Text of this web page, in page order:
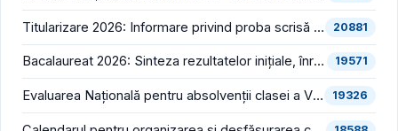
Titularizare 2026: Informare privind proba scrisă din cadrul concursului național pentru ocuparea posturilor/catedrelor didactice vacante/rezervate din învățământul preuniversitar 20881
Bacalaureat 2026: Sinteza rezultatelor inițiale, înregistrate în prima sesiune (înainte de contestații) 19571
Evaluarea Națională pentru absolvenții clasei a VIII-a (EN VIII 2026) începe luni, 22 iunie 19326